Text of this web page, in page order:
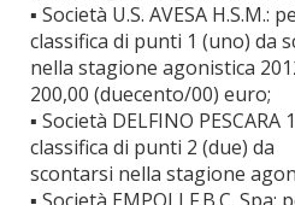
▪ Società U.S. AVESA H.S.M.:
classifica di punti 1 (uno) da
nella stagione agonistica
200,00 (duecento/00) euro;
▪ Società DELFINO
classifica di punti 2 (due) da
scontarsi nella stagione